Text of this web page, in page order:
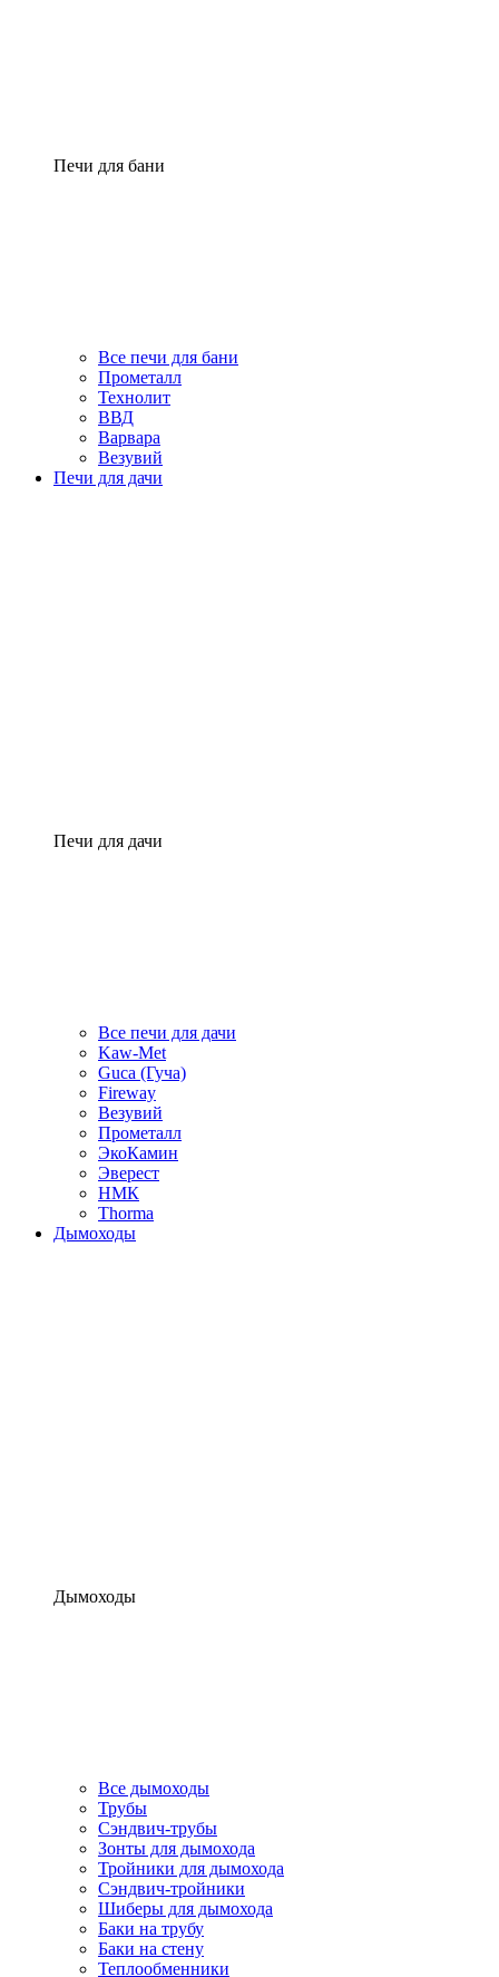
Печи для бани
Все печи для бани
Прометалл
Технолит
ВВД
Варвара
Везувий
Печи для дачи
Печи для дачи
Все печи для дачи
Kaw-Met
Guca (Гуча)
Fireway
Везувий
Прометалл
ЭкоКамин
Эверест
НМК
Thorma
Дымоходы
Дымоходы
Все дымоходы
Трубы
Сэндвич-трубы
Зонты для дымохода
Тройники для дымохода
Сэндвич-тройники
Шиберы для дымохода
Баки на трубу
Баки на стену
Теплообменники